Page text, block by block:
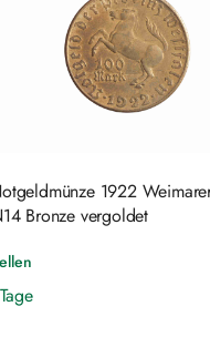
1922
Bronze vergoldet